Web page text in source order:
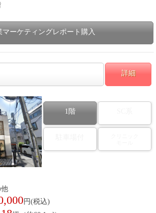
マーケティングレポート購入
詳細
1階
円(税込)